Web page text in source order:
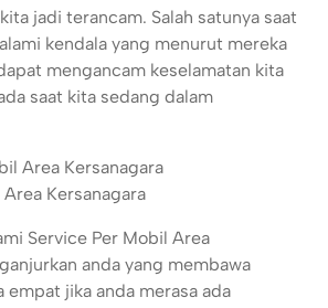
jadi terancam. Salah satunya saat
kendala yang menurut mereka
mengancam keselamatan kita
saat kita sedang dalam
Kersanagara
Service Per Mobil Area
anda yang membawa
empat jika anda merasa ada